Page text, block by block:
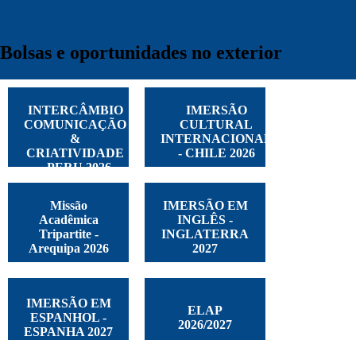
Bolsas e oportunidades no exterior
INTERCÂMBIO
COMUNICAÇÃO
&
CRIATIVIDADE
- PERU 2026
IMERSÃO
CULTURAL
INTERNACIONAL
- CHILE 2026
Missão
Acadêmica
Tripartite -
Arequipa 2026
IMERSÃO EM
INGLÊS -
INGLATERRA
2027
IMERSÃO EM
ESPANHOL -
ESPANHA 2027
ELAP
2026/2027